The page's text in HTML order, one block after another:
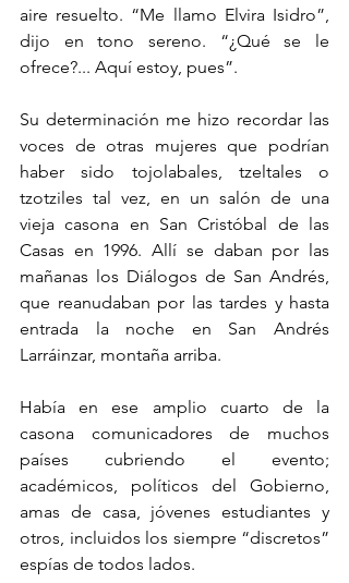
aire resuelto. “Me llamo Elvira Isidro”,
dijo en tono sereno. “¿Qué se le
ofrece?... Aquí estoy, pues”.
Su determinación me hizo recordar las
voces de otras mujeres que podrían
haber sido tojolabales, tzeltales o
tzotziles tal vez, en un salón de una
vieja casona en San Cristóbal de las
Casas en 1996. Allí se daban por las
mañanas los Diálogos de San Andrés,
que reanudaban por las tardes y hasta
entrada la noche en San Andrés
Larráinzar, montaña arriba.
Había en ese amplio cuarto de la
casona comunicadores de muchos
países cubriendo el evento;
académicos, políticos del Gobierno,
amas de casa, jóvenes estudiantes y
otros, incluidos los siempre “discretos”
espías de todos lados.